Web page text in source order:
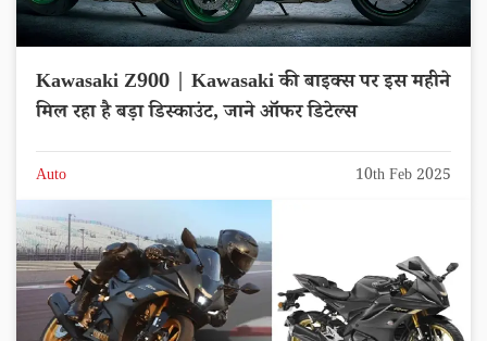
Kawasaki Z900 | Kawasaki की बाइक्स पर इस महीने
मिल रहा है बड़ा डिस्काउंट, जाने ऑफर डिटेल्स
Auto 10th Feb 2025